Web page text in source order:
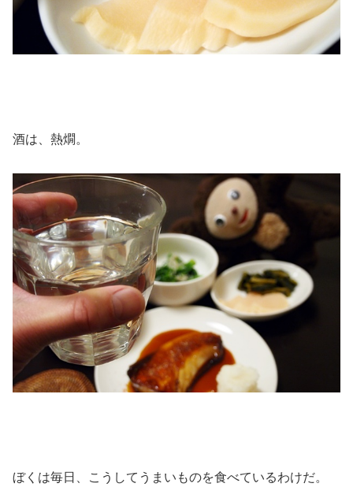
酒は、熱燗。
ぼくは毎日、こうしてうまいものを食べているわけだ。